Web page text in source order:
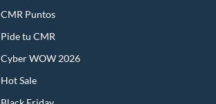
CMR Puntos
Pide tu CMR
Cyber WOW 2026
Hot Sale